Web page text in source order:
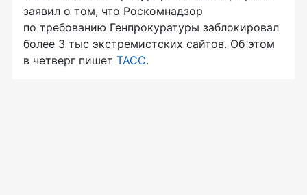
заявил о том, что Роскомнадзор
по требованию Генпрокуратуры заблокировал
более 3 тыс экстремистских сайтов. Об этом
в четверг пишет ТАСС.